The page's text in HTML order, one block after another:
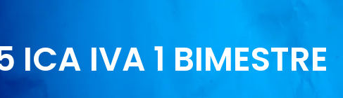
IVA 1 BIMESTRE